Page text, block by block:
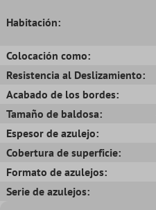
Habitación:
Colocación como:
Resistencia al Deslizamiento:
Acabado de los bordes:
Tamaño de baldosa:
Espesor de azulejo:
Cobertura de superficie:
Formato de azulejos:
Serie de azulejos: